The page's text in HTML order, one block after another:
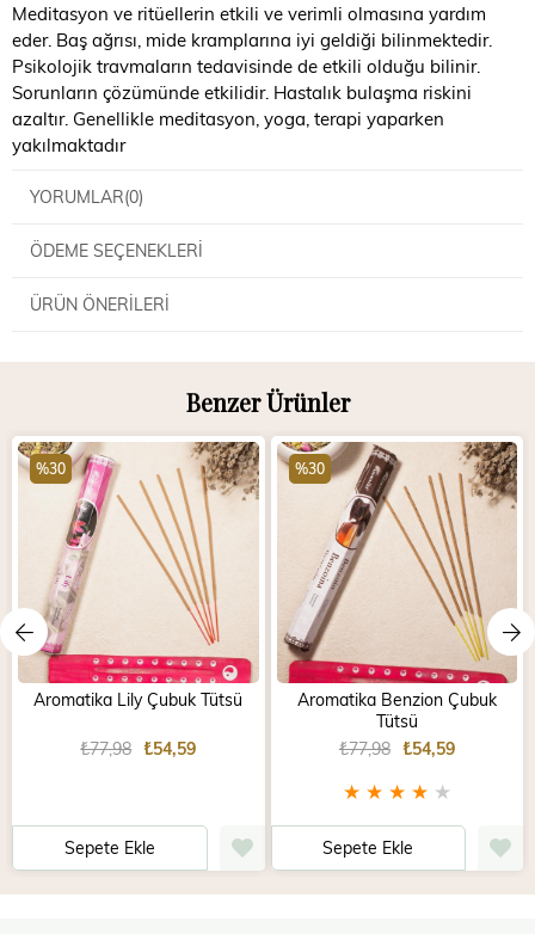
Meditasyon ve ritüellerin etkili ve verimli olmasına yardım
eder. Baş ağrısı, mide kramplarına iyi geldiği bilinmektedir.
Psikolojik travmaların tedavisinde de etkili olduğu bilinir.
Sorunların çözümünde etkilidir. Hastalık bulaşma riskini
azaltır. Genellikle meditasyon, yoga, terapi yaparken
yakılmaktadır
YORUMLAR(0)
ÖDEME SEÇENEKLERI
ÜRÜN ÖNERILERI
Benzer Ürünler
Aromatika Lily Çubuk Tütsü
₺54,59
₺77,98
Sepete Ekle
%30
Aromatika Benzion Çubuk
Tütsü
★ ★ ★ ★ ★
₺54,59
₺77,98
Sepete Ekle
%30